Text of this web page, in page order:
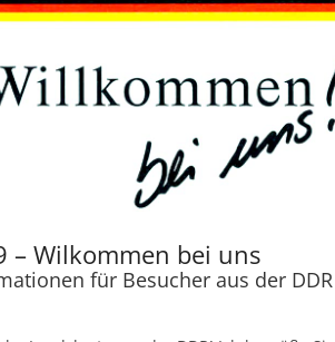
– Wilkommen bei uns
für Besucher aus der DDR